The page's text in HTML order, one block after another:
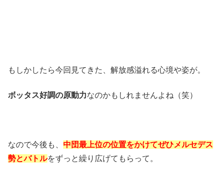
もしかしたら今回見てきた、解放感溢れる心境や姿が。
ボッタス好調の原動力なのかもしれませんよね（笑）
なので今後も、 中団最上位の位置をかけてぜひメルセデス
勢とバトルをずっと繰り広げてもらって。